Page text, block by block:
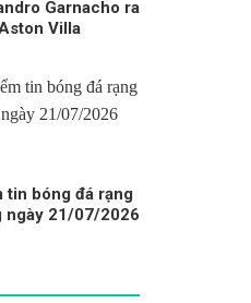
Garnacho ra
Villa
tin bóng đá rạng
ngày 21/07/2026